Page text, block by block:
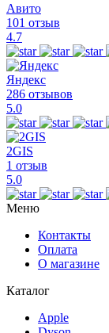
Авито
101 отзыв
4.7
Яндекс
286 отзывов
5.0
2GIS
1 отзыв
5.0
Меню
Контакты
Оплата
О магазине
Каталог
Apple